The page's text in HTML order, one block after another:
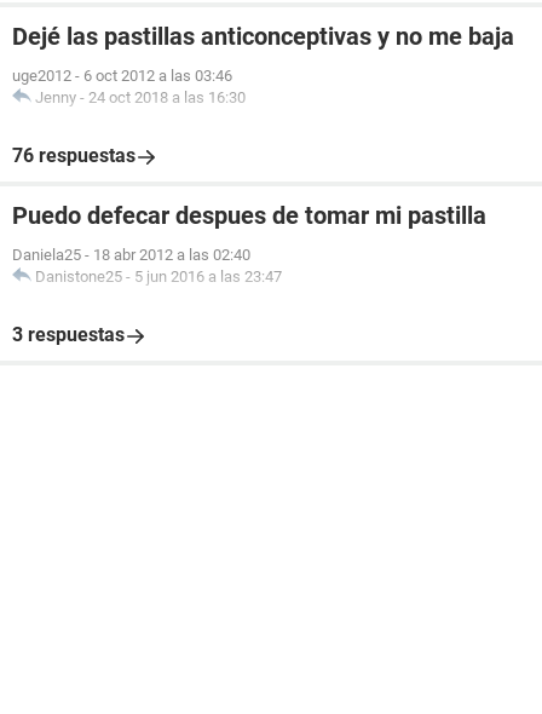
Dejé las pastillas anticonceptivas y no me baja
uge2012 - 6 oct 2012 a las 03:46
Jenny - 24 oct 2018 a las 16:30
76 respuestas
Puedo defecar despues de tomar mi pastilla
Daniela25 - 18 abr 2012 a las 02:40
Danistone25 - 5 jun 2016 a las 23:47
3 respuestas